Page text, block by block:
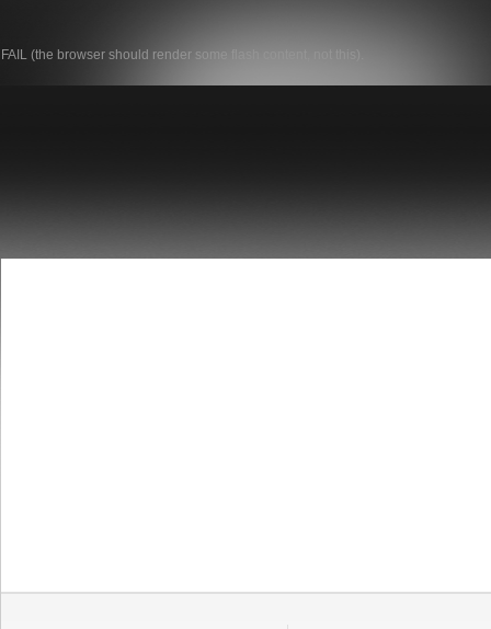
FAIL (the browser should render some flash content, not this).